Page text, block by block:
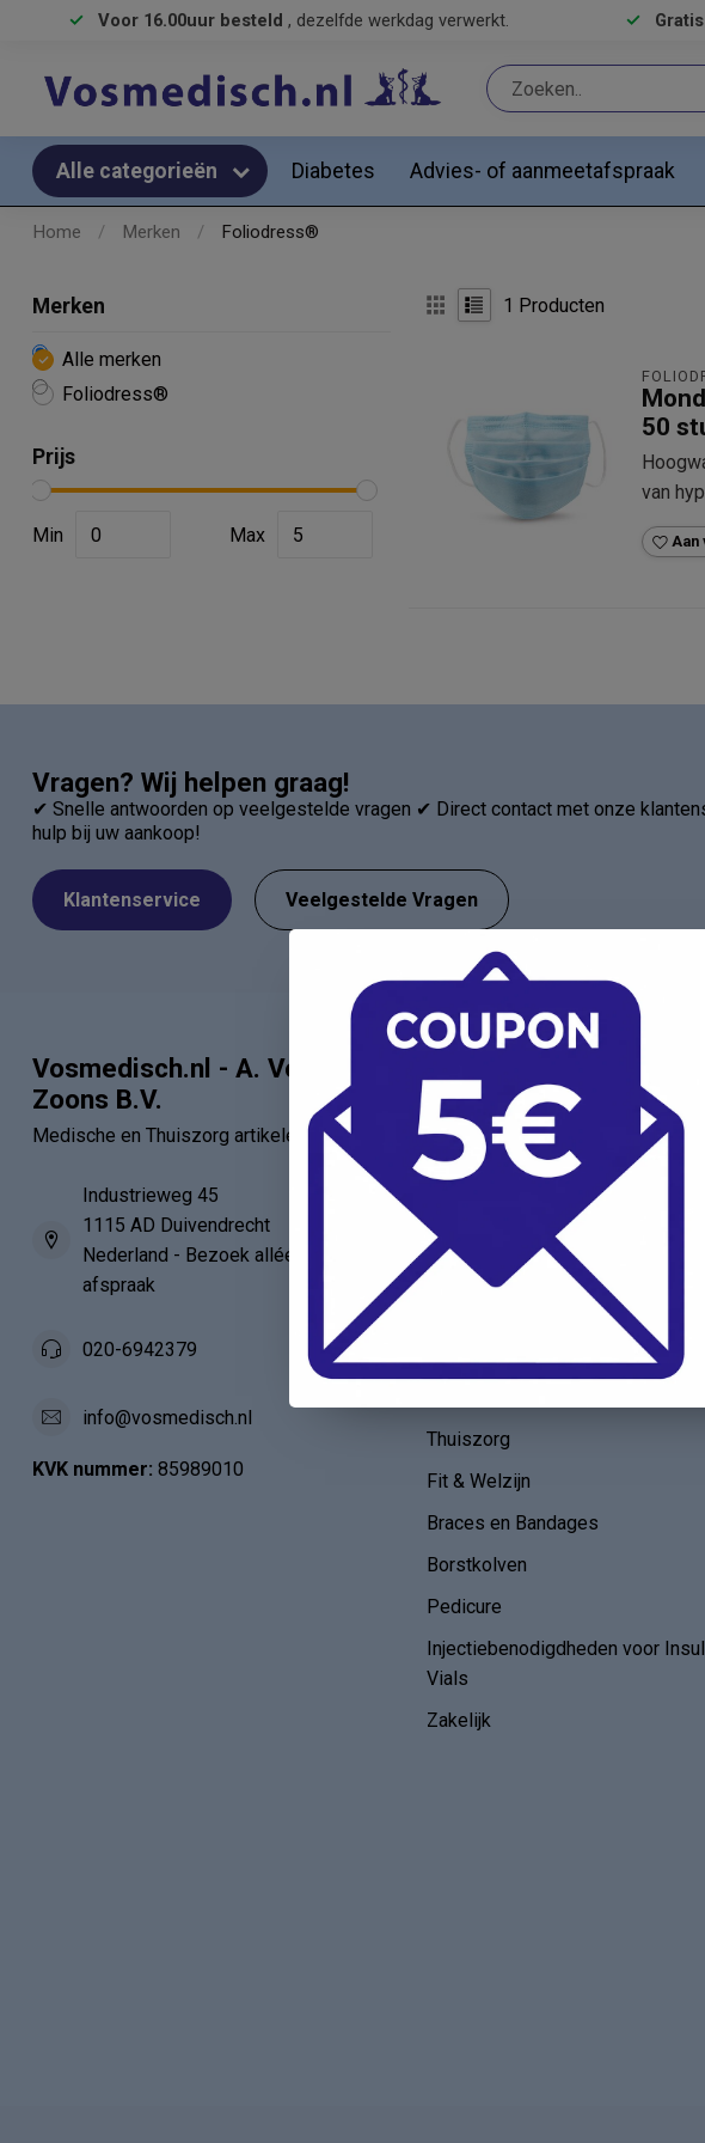
Voor 16.00uur besteld , dezelfde werkdag verwerkt. Gratis
Alle categorieën Diabetes Advies- of aanmeetafspraak
Home / Merken / Foliodress®
Merken
Alle merken
Foliodress®
Prijs
Min Max
1 Producten
50
van
Aan
Vragen? Wij helpen graag!
✔ Snelle antwoorden op veelgestelde vragen ✔ Direct contact met onze
hulp bij uw aankoop!
Klantenservice Veelgestelde Vragen
Vosmedisch.nl - A. Vos en
Zoons B.V.
Medische en Thuiszorg artikelen
Industrieweg 45
1115 AD Duivendrecht
Nederland - Bezoek alléén op
afspraak
020-6942379
info@vosmedisch.nl
KVK nummer: 85989010
Artsen
Verbandartikelen
EHBO - BHV
Verpleegkunde
HAIO / AIO
Thuiszorg
Fit & Welzijn
Braces en Bandages
Borstkolven
Pedicure
Injectiebenodigdheden voor
Vials
Zakelijk